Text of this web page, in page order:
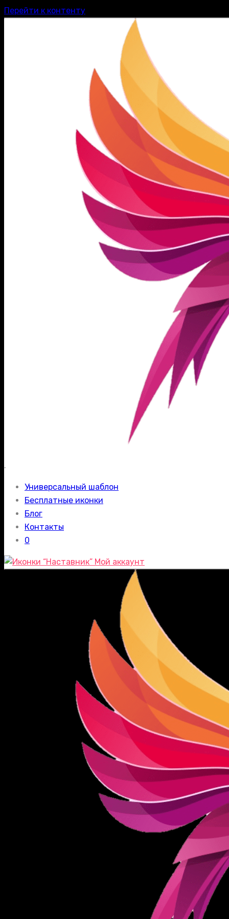
Перейти к контенту
.
Универсальный шаблон
Бесплатные иконки
Блог
Контакты
0
Мой аккаунт